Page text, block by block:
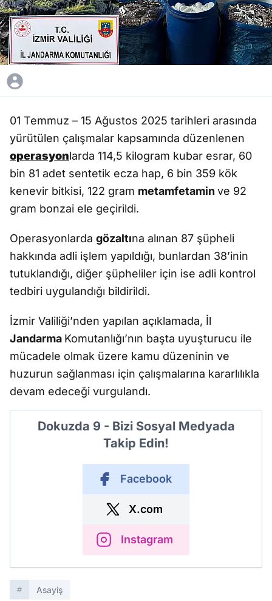
01 Temmuz – 15 Ağustos 2025 tarihleri arasında
yürütülen çalışmalar kapsamında düzenlenen
operasyonlarda 114,5 kilogram kubar esrar, 60
bin 81 adet sentetik ecza hap, 6 bin 359 kök
kenevir bitkisi, 122 gram metamfetamin ve 92
gram bonzai ele geçirildi.
Operasyonlarda gözaltına alınan 87 şüpheli
hakkında adli işlem yapıldığı, bunlardan 38’inin
tutuklandığı, diğer şüpheliler için ise adli kontrol
tedbiri uygulandığı bildirildi.
İzmir Valiliği’nden yapılan açıklamada, İl
Jandarma Komutanlığı’nın başta uyuşturucu ile
mücadele olmak üzere kamu düzeninin ve
huzurun sağlanması için çalışmalarına kararlılıkla
devam edeceği vurgulandı.
Dokuzda 9 - Bizi Sosyal Medyada
Takip Edin!
Facebook
X.com
Instagram
Asayiş